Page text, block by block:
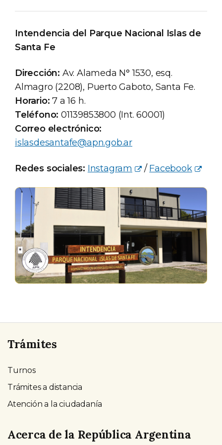
Intendencia del Parque Nacional Islas de
Santa Fe
Dirección: Av. Alameda N° 1530, esq.
Almagro (2208), Puerto Gaboto, Santa Fe.
Horario: 7 a 16 h.
Teléfono: 01139853800 (Int. 60001)
Correo electrónico:
islasdesantafe@apn.gob.ar
Redes sociales: Instagram / Facebook
Trámites
Turnos
Trámites a distancia
Atención a la ciudadanía
Acerca de la República Argentina